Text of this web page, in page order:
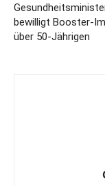
bewilligt Booster-
über 50-Jährigen